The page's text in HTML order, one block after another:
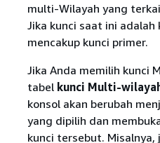
multi-Wilayah yang
Jika kunci saat ini
mencakup kunci primer.
Jika Anda memilih kunci
tabel kunci Multi-
konsol akan berubah
yang dipilih dan
kunci tersebut. Misalnya,